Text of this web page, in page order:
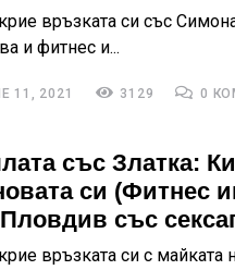
връзката си със
и фитнес и...
11, 2021 3129 0
със Златка:
си (Фитнес
със
връзката си с майката